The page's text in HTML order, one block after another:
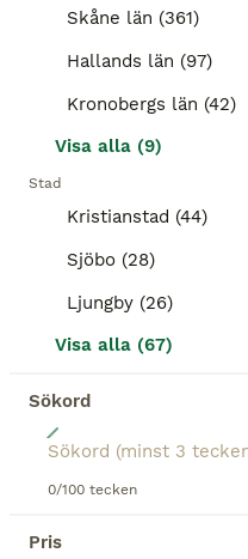
Skåne län (361)
Hallands län (97)
Kronobergs län (42)
Visa alla (9)
Stad
Kristianstad (44)
Sjöbo (28)
Ljungby (26)
Visa alla (67)
Sökord
0/100 tecken
Pris
Varmblod (Halvblod)